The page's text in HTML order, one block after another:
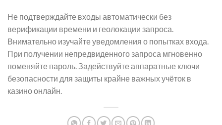
Не подтверждайте входы автоматически без
верификации времени и геолокации запроса.
Внимательно изучайте уведомления о попытках входа.
При получении непредвиденного запроса мгновенно
поменяйте пароль. Задействуйте аппаратные ключи
безопасности для защиты крайне важных учёток в
казино онлайн.